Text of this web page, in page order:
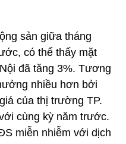
sản giữa tháng
có thể thấy mặt
đã tăng 3%. Tương
nhiều hơn bởi
của thị trường TP.
cùng kỳ năm trước.
miễn nhiễm với dịch